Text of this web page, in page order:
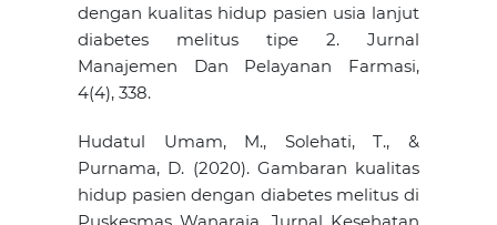
dengan kualitas hidup pasien usia lanjut
diabetes melitus tipe 2. Jurnal
Manajemen Dan Pelayanan Farmasi,
4(4), 338.
Hudatul Umam, M., Solehati, T., &
Purnama, D. (2020). Gambaran kualitas
hidup pasien dengan diabetes melitus di